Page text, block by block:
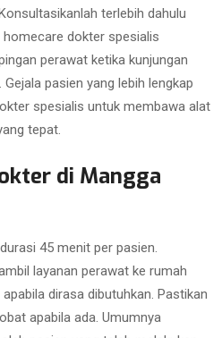
terlebih dahulu
dokter spesialis
perawat ketika kunjungan
pasien yang lebih lengkap
spesialis untuk membawa alat
tepat.
di Mangga
45 menit per pasien.
layanan perawat ke rumah
dirasa dibutuhkan. Pastikan
apabila ada. Umumnya